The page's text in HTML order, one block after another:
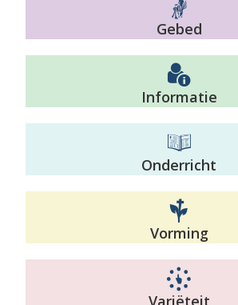
Gebed
Informatie
Onderricht
Vorming